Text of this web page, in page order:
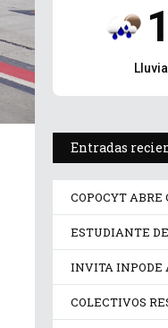
Entradas
COPOCYT
ESTUDIANTE
INVITA INPODE
COLECTIVOS